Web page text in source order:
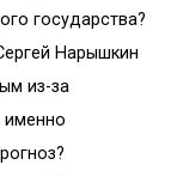
государства?
Нарышкин
из-за
именно